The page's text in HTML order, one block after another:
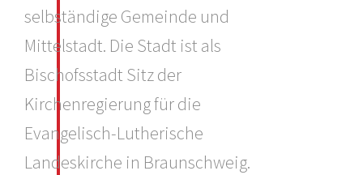
selbständige Gemeinde und
Mittelstadt. Die Stadt ist als
Bischofsstadt Sitz der
Kirchenregierung für die
Evangelisch-Lutherische
Landeskirche in Braunschweig.